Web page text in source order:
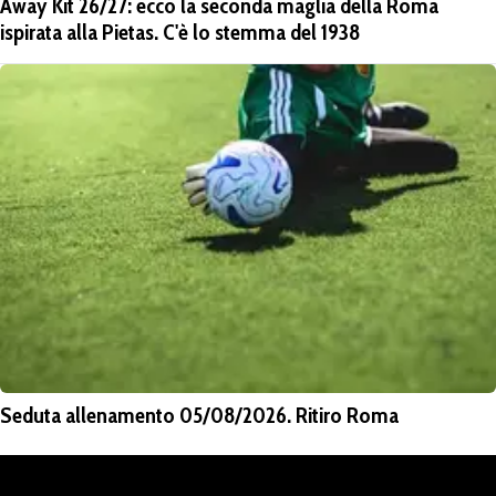
Away Kit 26/27: ecco la seconda maglia della Roma
ispirata alla Pietas. C'è lo stemma del 1938
Seduta allenamento 05/08/2026. Ritiro Roma